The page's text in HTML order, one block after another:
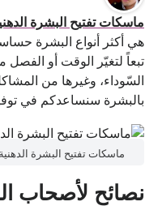
ماسكات تفتيح البشرة
هي أكثر أنواع البشرة
تبعاً لتغيّر الوقت أو الفصل
السّوداء، وغيرها من
بالبشرة سنساعدكم في
ماسكات تفتيح البشرة الدهنية
نصائح لأصحاب